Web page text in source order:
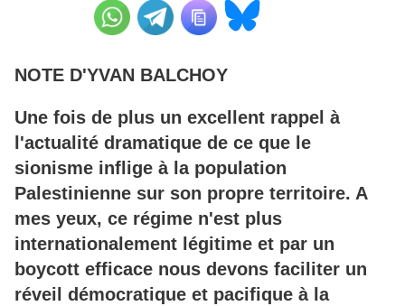
NOTE D'YVAN BALCHOY
Une fois de plus un excellent rappel à
l'actualité dramatique de ce que le
sionisme inflige à la population
Palestinienne sur son propre territoire. A
mes yeux, ce régime n'est plus
internationalement légitime et par un
boycott efficace nous devons faciliter un
réveil démocratique et pacifique à la